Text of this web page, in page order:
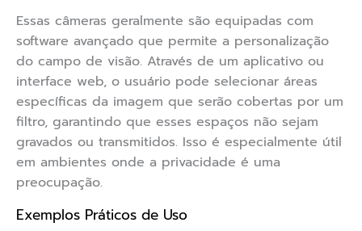
Essas câmeras geralmente são equipadas com
software avançado que permite a personalização
do campo de visão. Através de um aplicativo ou
interface web, o usuário pode selecionar áreas
específicas da imagem que serão cobertas por um
filtro, garantindo que esses espaços não sejam
gravados ou transmitidos. Isso é especialmente útil
em ambientes onde a privacidade é uma
preocupação.
Exemplos Práticos de Uso